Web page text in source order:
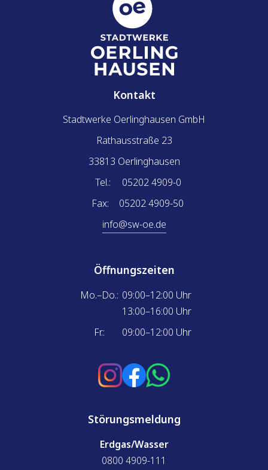
Kontakt
Stadtwerke Oerlinghausen GmbH
Rathausstraße 23
33813 Oerlinghausen
Tel.:
05202 4909-0
Fax:
05202 4909-50
info@sw-oe.de
Öffnungszeiten
Mo.–Do.: 09:00–12:00 Uhr
13:00–16:00 Uhr
Fr.:
09:00–12:00 Uhr
Störungsmeldung
Erdgas/Wasser
0800 4909-111